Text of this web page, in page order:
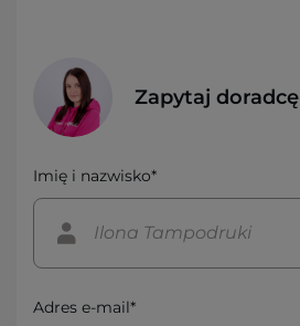
Zapytaj doradcę
Imię i nazwisko*
Adres e-mail*